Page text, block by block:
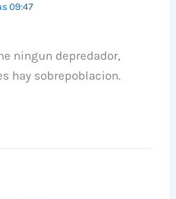
09:47
ningun depredador,
hay sobrepoblacion.